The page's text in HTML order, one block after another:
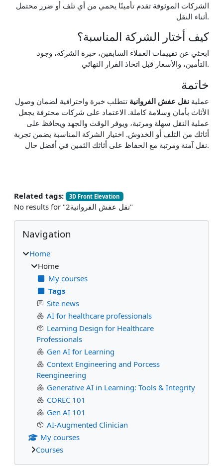
الشركات الموثوقة تقدم تأمينًا يحمي من أي تلف أو ضرر محتمل
أثناء النقل.
كيف أختار الشركة المناسبة؟
ابحثي عن تقييمات العملاء السابقين، خبرة الشركة، وجود
التأمين، والأسعار قبل اتخاذ القرار النهائي.
خاتمة
عملية نقل عفش الفروانية تتطلب خبرة واحترافية لضمان وصول
الأثاث بأمان وسلامة كاملة. الاعتماد على شركات محترفة يجعل
عملية النقل سهلة ومرتبة، ويوفر الوقت والجهد ويحافظ على
أثاثك من التلف أو الخدوش. اختيار الشركة المناسبة يضمن تجربة
نقل آمنة ومرتبة مع الحفاظ على أثاثك الثمين في أفضل حال.
Related tags: 3D Front Elevation
No results for "نقل عفش الفروانية2"
Blocks
Skip Navigation
Navigation
Home
Home
My courses
Tags
Site news
AI for healthcare professionals
Learning Design for Healthcare
Professionals
Gen AI for Learning
Context Engineering and Porcess
Reengineering
Generative AI in Learning: Tools & Integrity
COREC 101
Gen AI 101
AI-Augmented Clinician
My courses
Courses